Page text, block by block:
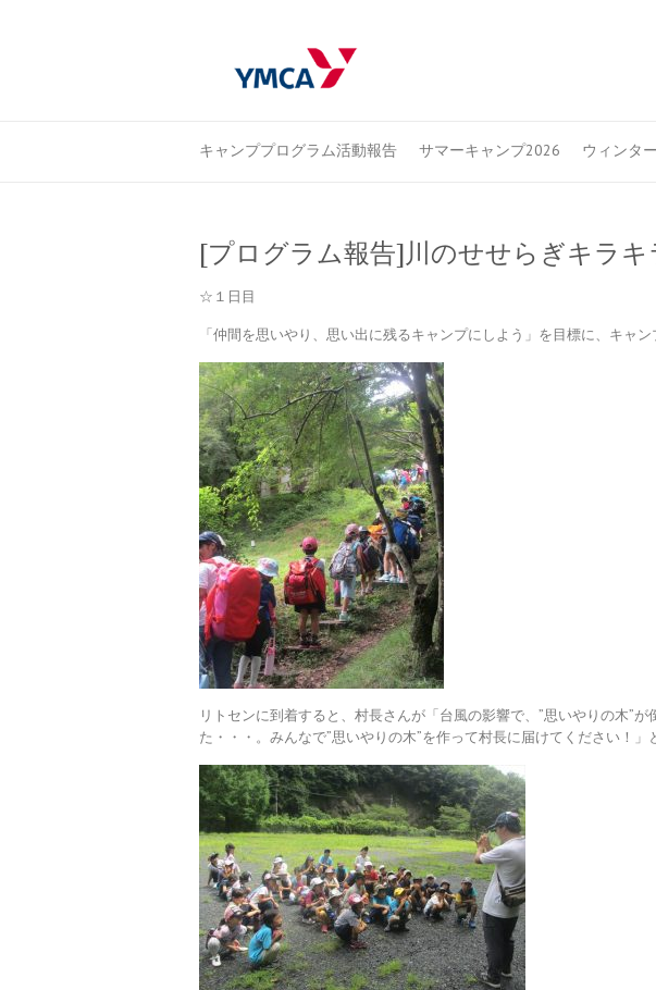
キャンププログラム活動報告 サマーキャンプ2026 ウィンタ
[プログラム報告]川のせせらぎキラキ
☆１日目
「仲間を思いやり、思い出に残るキャンプにしよう」を目標に、キャン
リトセンに到着すると、村長さんが「台風の影響で、”思いやりの木”が
た・・・。みんなで”思いやりの木”を作って村長に届けてください！」